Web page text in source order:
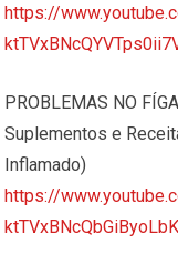
https://
PROBLEMAS NO
Suplementos e
Inflamado)
https://